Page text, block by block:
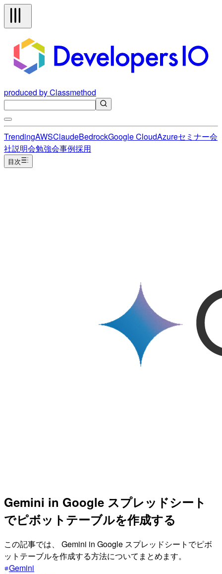
produced by Classmethod
TrendingAWSClaudeBedrockGoogle CloudAzureセミナー会
社説明会勉強会事例採用
目次
Gemini in Google スプレッドシート
でピボットテーブルを作成する
この記事では、 Gemini in Google スプレッドシートでピボ
ットテーブルを作成する方法についてまとめます。
Gemini